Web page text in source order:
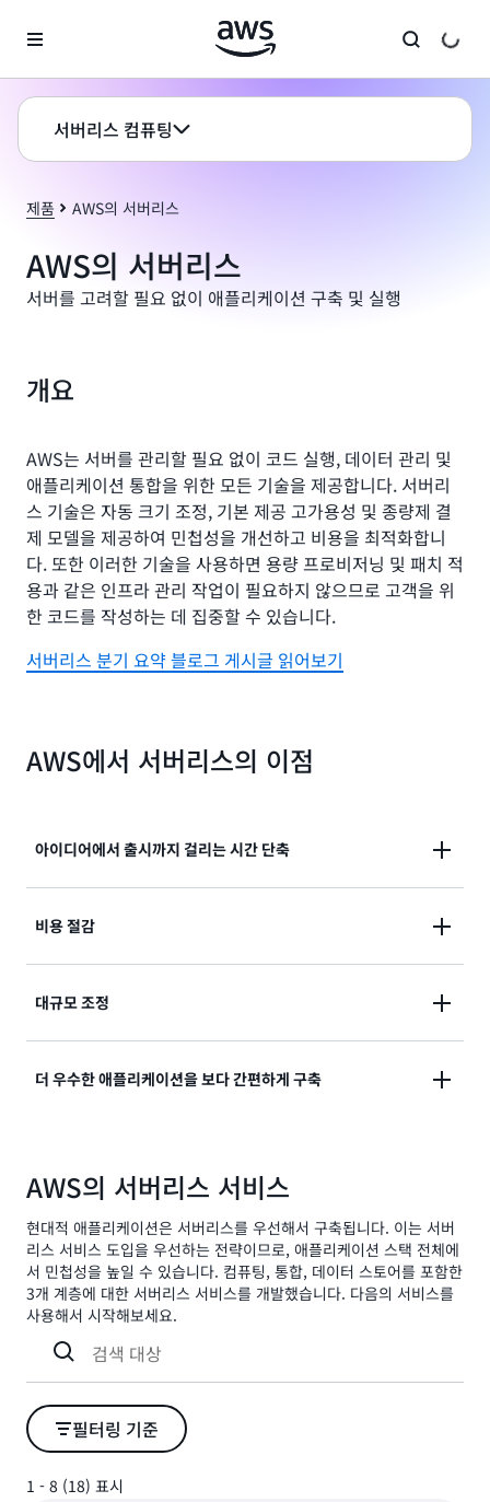
서버리스 컴퓨팅
제품 AWS의 서버리스
AWS의 서버리스
서버를 고려할 필요 없이 애플리케이션 구축 및 실행
개요
AWS는 서버를 관리할 필요 없이 코드 실행, 데이터 관리 및
애플리케이션 통합을 위한 모든 기술을 제공합니다. 서버리
스 기술은 자동 크기 조정, 기본 제공 고가용성 및 종량제 결
제 모델을 제공하여 민첩성을 개선하고 비용을 최적화합니
다. 또한 이러한 기술을 사용하면 용량 프로비저닝 및 패치 적
용과 같은 인프라 관리 작업이 필요하지 않으므로 고객을 위
한 코드를 작성하는 데 집중할 수 있습니다.
서버리스 분기 요약 블로그 게시글 읽어보기
AWS에서 서버리스의 이점
아이디어에서 출시까지 걸리는 시간 단축
능하며, 반복을 통해 더 빠르게 출시할 수 있습니다.
비용 절감
로 최적화되고 과도한 프로비저닝 비용이 발생하지 않습
니다.
대규모 조정
어느 때보다 빠르게 고객의 요구 사항에 맞게 조정할 수
더 우수한 애플리케이션을 보다 간편하게 구축
AWS의 서버리스 서비스
현대적 애플리케이션은 서버리스를 우선해서 구축됩니다. 이는 서버
리스 서비스 도입을 우선하는 전략이므로, 애플리케이션 스택 전체에
서 민첩성을 높일 수 있습니다. 컴퓨팅, 통합, 데이터 스토어를 포함한
3개 계층에 대한 서버리스 서비스를 개발했습니다. 다음의 서비스를
사용해서 시작해보세요.
필터링 기준
1 - 8 (18) 표시